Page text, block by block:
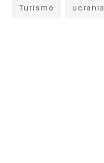
Turismo ucrania